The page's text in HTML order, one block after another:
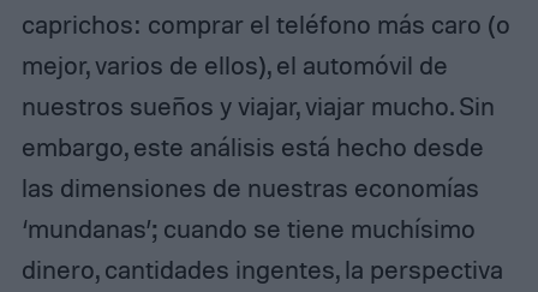
caprichos: comprar el teléfono más caro (o
mejor, varios de ellos), el automóvil de
nuestros sueños y viajar, viajar mucho. Sin
embargo, este análisis está hecho desde
las dimensiones de nuestras economías
‘mundanas’; cuando se tiene muchísimo
dinero, cantidades ingentes, la perspectiva